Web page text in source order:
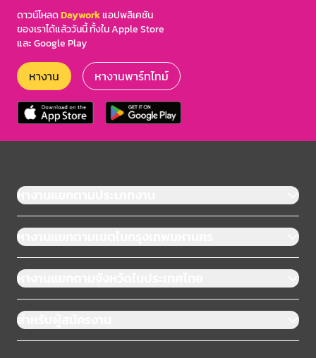
ดาวน์โหลดDayworkแอปพลิเคชัน
ของเราได้แล้ววันนี้ ทั้งใน Apple Store
และ Google Play
หางาน หางานพาร์ทไทม์
หางานแยกตามประเภทงาน
หางานแยกตามเขตในกรุงเทพมหานคร
หางานแยกตามจังหวัดในประเทศไทย
สำหรับผู้สมัครงาน